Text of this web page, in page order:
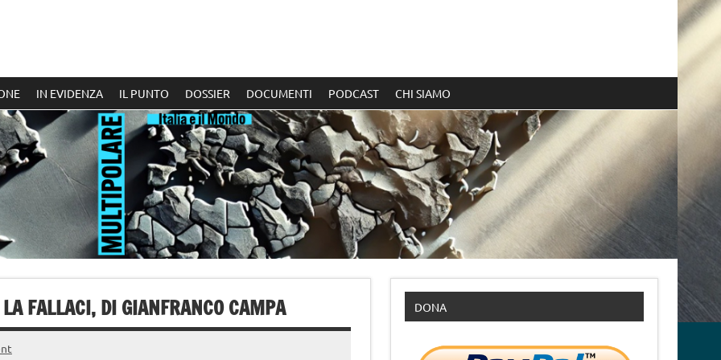
IN EVIDENZA IL PUNTO DOSSIER DOCUMENTI PODCAST CHI SIAMO
FALLACI, DI GIANFRANCO CAMPA DONA